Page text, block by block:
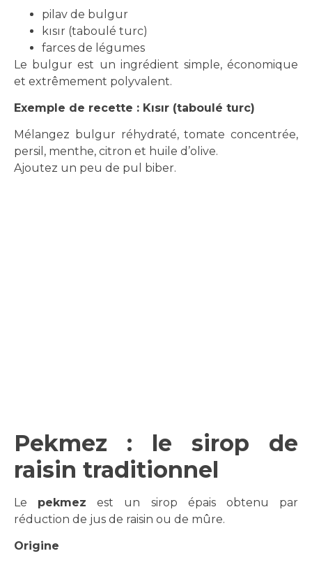
pilav de bulgur
kısır (taboulé turc)
farces de légumes
Le bulgur est un ingrédient simple, économique
et extrêmement polyvalent.
Exemple de recette : Kısır (taboulé turc)
Mélangez bulgur réhydraté, tomate concentrée,
persil, menthe, citron et huile d’olive.
Ajoutez un peu de pul biber.
Pekmez : le sirop de
raisin traditionnel
Le pekmez est un sirop épais obtenu par
réduction de jus de raisin ou de mûre.
Origine